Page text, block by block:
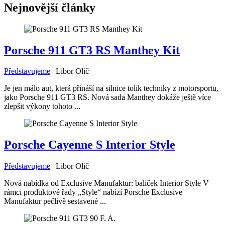
Nejnovější články
Porsche 911 GT3 RS Manthey Kit
Představujeme | Libor Olič
Je jen málo aut, která přináší na silnice tolik techniky z motorsportu,
jako Porsche 911 GT3 RS. Nová sada Manthey dokáže ještě více
zlepšit výkony tohoto ...
Porsche Cayenne S Interior Style
Představujeme | Libor Olič
Nová nabídka od Exclusive Manufaktur: balíček Interior Style V
rámci produktové řady „Style“ nabízí Porsche Exclusive
Manufaktur pečlivě sestavené ...